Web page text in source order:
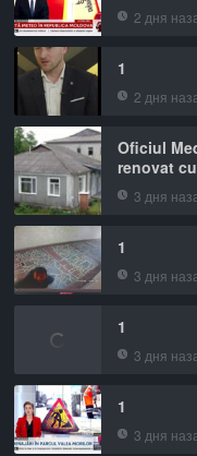
2 дня
1
2 дня
Oficiul
renovat
3 дня
1
3 дня
1
3 дня
1
3 дня